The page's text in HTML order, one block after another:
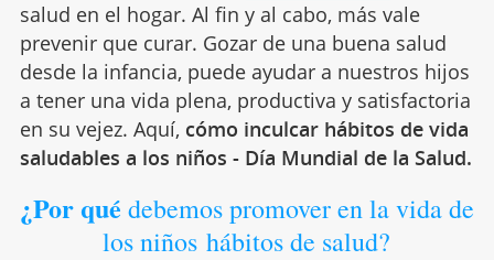
salud en el hogar. Al fin y al cabo, más vale
prevenir que curar. Gozar de una buena salud
desde la infancia, puede ayudar a nuestros hijos
a tener una vida plena, productiva y satisfactoria
en su vejez. Aquí, cómo inculcar hábitos de vida
saludables a los niños - Día Mundial de la Salud.
¿Por qué debemos promover en la vida de
los niños hábitos de salud?